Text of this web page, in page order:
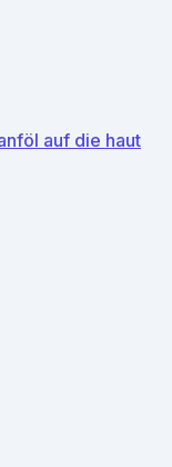
auf die haut